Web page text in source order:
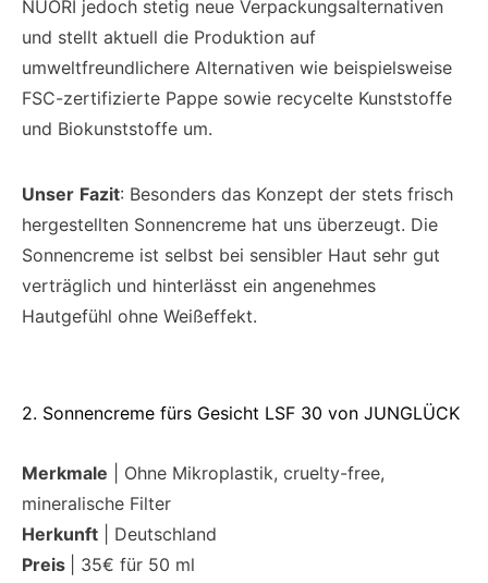
NUORI jedoch stetig neue Verpackungsalternativen
und stellt aktuell die Produktion auf
umweltfreundlichere Alternativen wie beispielsweise
FSC-zertifizierte Pappe sowie recycelte Kunststoffe
und Biokunststoffe um.
Unser Fazit: Besonders das Konzept der stets frisch
hergestellten Sonnencreme hat uns überzeugt. Die
Sonnencreme ist selbst bei sensibler Haut sehr gut
verträglich und hinterlässt ein angenehmes
Hautgefühl ohne Weißeffekt.
2. Sonnencreme fürs Gesicht LSF 30 von JUNGLÜCK
Merkmale | Ohne Mikroplastik, cruelty-free,
mineralische Filter
Herkunft | Deutschland
Preis
| 35€ für 50 ml